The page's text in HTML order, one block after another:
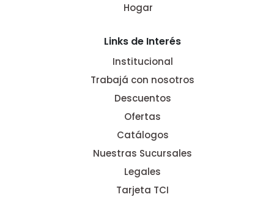
Hogar
Links de Interés
Institucional
Trabajá con nosotros
Descuentos
Ofertas
Catálogos
Nuestras Sucursales
Legales
Tarjeta TCI